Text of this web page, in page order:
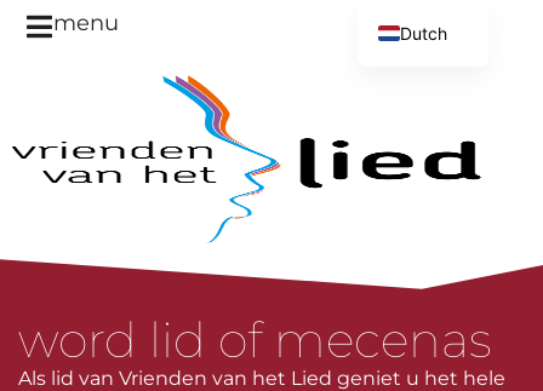
menu
word lid of mecenas
Als lid van Vrienden van het Lied geniet u het hele
Dutch